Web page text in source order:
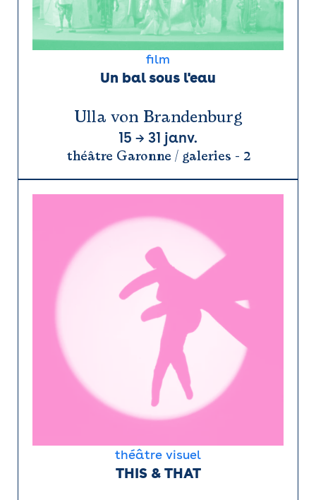
film
Un bal sous l'eau
Ulla von Brandenburg
15 → 31 janv.
théâtre Garonne / galeries - 2
théâtre visuel
THIS & THAT